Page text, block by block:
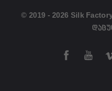
© 2019 - 2026 Silk